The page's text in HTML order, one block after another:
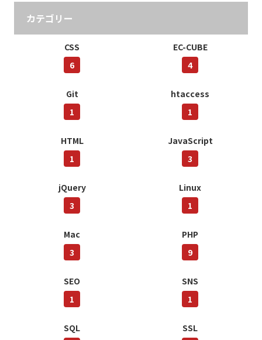
カテゴリー
CSS
6
EC-CUBE
4
Git
1
htaccess
1
HTML
1
JavaScript
3
jQuery
3
Linux
1
Mac
3
PHP
9
SEO
1
SNS
1
SQL
SSL